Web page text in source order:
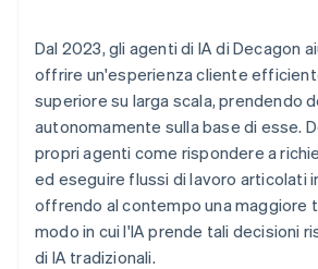
Dal 2023, gli agenti di IA di Decagon
offrire un'esperienza cliente
superiore su larga scala, prendendo
autonomamente sulla base di esse.
propri agenti come rispondere a
ed eseguire flussi di lavoro articolati
offrendo al contempo una maggiore
modo in cui l'IA prende tali decisioni
di IA tradizionali.